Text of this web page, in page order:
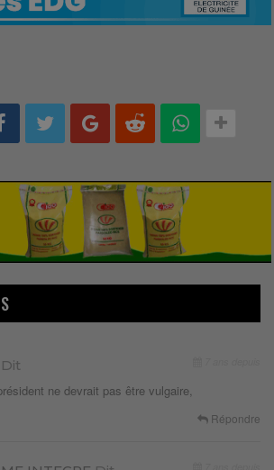
Dit
ne devrait pas être vulgaire,
Répondre